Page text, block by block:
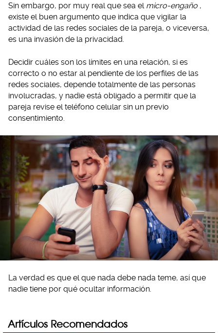
Sin embargo, por muy real que sea el micro-engaño ,
existe el buen argumento que indica que vigilar la
actividad de las redes sociales de la pareja, o viceversa,
es una invasión de la privacidad.
Decidir cuáles son los límites en una relación, si es
correcto o no estar al pendiente de los perfiles de las
redes sociales, depende totalmente de las personas
involucradas, y nadie está obligado a permitir que la
pareja revise el teléfono celular sin un previo
consentimiento.
La verdad es que el que nada debe nada teme, así que
nadie tiene por qué ocultar información.
Artículos Recomendados